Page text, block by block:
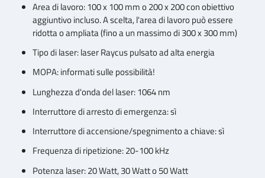
Area di lavoro: 100 x 100 mm o 200 x 200 con obiettivo
aggiuntivo incluso. A scelta, l'area di lavoro può essere
ridotta o ampliata (fino a un massimo di 300 x 300 mm)
Tipo di laser: laser Raycus pulsato ad alta energia
MOPA: informati sulle possibilità!
Lunghezza d'onda del laser: 1064 nm
Interruttore di arresto di emergenza: sì
Interruttore di accensione/spegnimento a chiave: sì
Frequenza di ripetizione: 20-100 kHz
Potenza laser: 20 Watt, 30 Watt o 50 Watt